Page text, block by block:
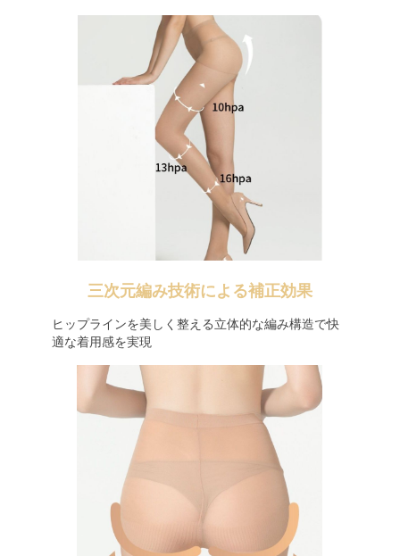
三次元編み技術による補正効果
ヒップラインを美しく整える立体的な編み構造で快
適な着用感を実現